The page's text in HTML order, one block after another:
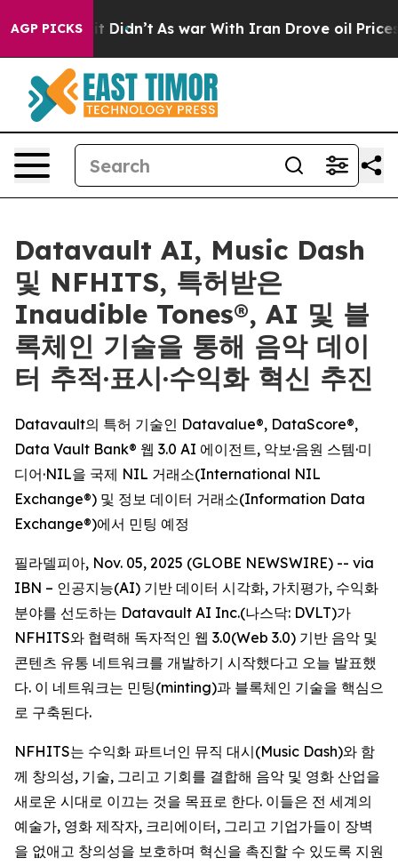
AGP PICKS
it Didn’t As war With Iran Drove oil Prices
Datavault AI, Music Dash
및 NFHITS, 특허받은
Inaudible Tones®, AI 및 블
록체인 기술을 통해 음악 데이
터 추적·표시·수익화 혁신 추진
Datavault의 특허 기술인 Datavalue®, DataScore®,
Data Vault Bank® 웹 3.0 AI 에이전트, 악보·음원 스템·미
디어·NIL을 국제 NIL 거래소(International NIL
Exchange®) 및 정보 데이터 거래소(Information Data
Exchange®)에서 민팅 예정
필라델피아, Nov. 05, 2025 (GLOBE NEWSWIRE) -- via
IBN – 인공지능(AI) 기반 데이터 시각화, 가치평가, 수익화
분야를 선도하는 Datavault AI Inc.(나스닥: DVLT)가
NFHITS와 협력해 독자적인 웹 3.0(Web 3.0) 기반 음악 및
콘텐츠 유통 네트워크를 개발하기 시작했다고 오늘 발표했
다. 이 네트워크는 민팅(minting)과 블록체인 기술을 핵심으
로 구축된다.
NFHITS는 수익화 파트너인 뮤직 대시(Music Dash)와 함
께 창의성, 기술, 그리고 기회를 결합해 음악 및 영화 산업을
새로운 시대로 이끄는 것을 목표로 한다. 이들은 전 세계의
예술가, 영화 제작자, 크리에이터, 그리고 기업가들이 장벽
을 없애고 창의성을 보호하며 혁신을 촉진할 수 있도록 지원